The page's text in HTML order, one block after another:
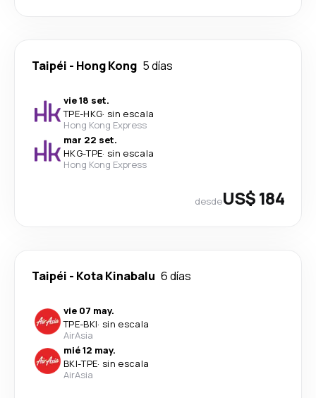
Taipéi - Hong Kong 5 días
vie 18 set.
TPE-HKG· sin escala
Hong Kong Express
mar 22 set.
HKG-TPE· sin escala
Hong Kong Express
desdeUS$ 184
Taipéi - Kota Kinabalu 6 días
vie 07 may.
TPE-BKI· sin escala
AirAsia
mié 12 may.
BKI-TPE· sin escala
AirAsia